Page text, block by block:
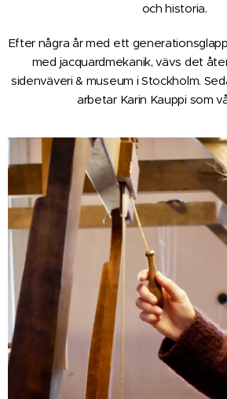
och historia.
Efter några år med ett
med jacquardmekanik, vävs det
sidenväveri & museum i Stockholm.
arbetar Karin Kauppi som